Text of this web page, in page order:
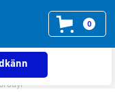
Läs mer i vår
0